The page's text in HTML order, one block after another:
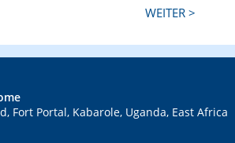
WEITER >
Fort Portal, Kabarole, Uganda, East Africa